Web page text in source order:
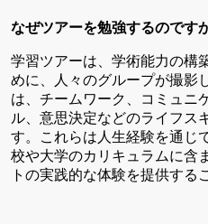
なぜツアーを勉強するのです
学習ツアーは、学術能力の構
めに、人々のグループが撮影
は、チームワーク、コミュニ
ル、意思決定などのライフス
す。これらは人生経験を通じ
校や大学のカリキュラムに含
トの実践的な体験を提供する